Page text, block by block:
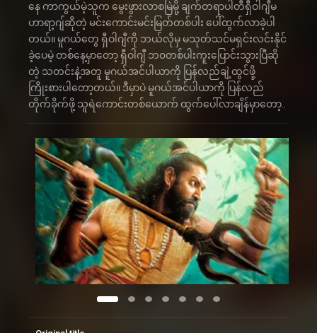
နေ ကာကွယ်မဲ့သူက မွေးဖွားလာစမြဲမို့ ချက်တရာပါတီရှီဝါဂျီမ
ဟာရာ့ဂျ်ဆိုတဲ့ မင်းကောင်းမင်းမြတ်တစ်ပါး ပေါ်ထွက်လာခဲ့ပါ
တယ်။ မူဂယ်တွေ ရှီဝါဂျီကို ဘယ်လိုမှ မသုတ်သင်မရှင်းလင်းနိုင်
ခဲ့ပေမဲ့ တစ်နေ့မှာတော့ ရှီဝါဂျီ ဘ၀တစ်ပါးကူးပြောင်းသွားပြီဆို
တဲ့ သတင်းနဲ့အတူ မူဂယ်အင်ပါယာကို ပြန်လည်ချဲ့ထွင်ဖို့
ကြိုးစားပါတော့တယ်။ ဒီမှာပဲ မူဂယ်အင်ပါယာကို ပြန်လည်
တိုက်ခိုက်ဖို့ သူရဲကောင်းတစ်ယောက် ထွက်ပေါ်လာချိန်မှာတော့..